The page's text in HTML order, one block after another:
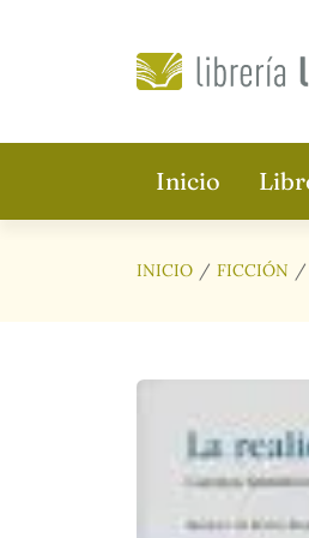
Inicio
INICIO FICCIÓN